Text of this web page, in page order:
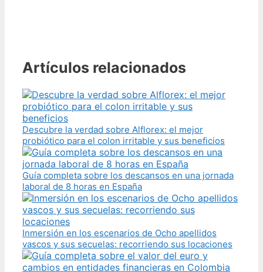
Artículos relacionados
Descubre la verdad sobre Alflorex: el mejor
probiótico para el colon irritable y sus beneficios
Guía completa sobre los descansos en una jornada
laboral de 8 horas en España
Inmersión en los escenarios de Ocho apellidos
vascos y sus secuelas: recorriendo sus locaciones